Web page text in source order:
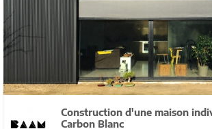
Construction d'une maison
Carbon Blanc